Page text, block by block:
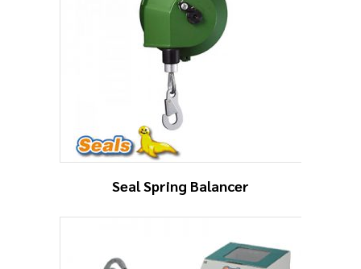
Seal Spring Balancer